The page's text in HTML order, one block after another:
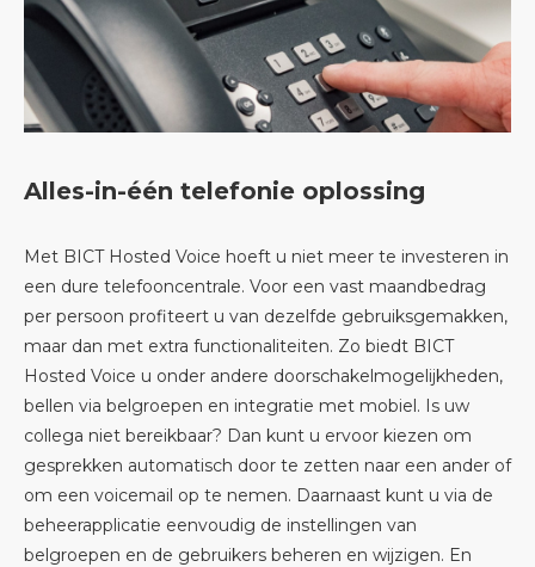
Alles-in-één telefonie oplossing
Met BICT Hosted Voice hoeft u niet meer te investeren in
een dure telefooncentrale. Voor een vast maandbedrag
per persoon profiteert u van dezelfde gebruiksgemakken,
maar dan met extra functionaliteiten. Zo biedt BICT
Hosted Voice u onder andere doorschakelmogelijkheden,
bellen via belgroepen en integratie met mobiel. Is uw
collega niet bereikbaar? Dan kunt u ervoor kiezen om
gesprekken automatisch door te zetten naar een ander of
om een voicemail op te nemen. Daarnaast kunt u via de
beheerapplicatie eenvoudig de instellingen van
belgroepen en de gebruikers beheren en wijzigen. En